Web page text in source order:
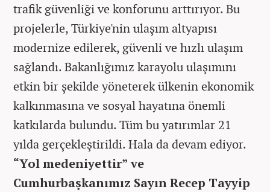
trafik güvenliği ve konforunu arttırıyor. Bu
projelerle, Türkiye'nin ulaşım altyapısı
modernize edilerek, güvenli ve hızlı ulaşım
sağlandı. Bakanlığımız karayolu ulaşımını
etkin bir şekilde yöneterek ülkenin ekonomik
kalkınmasına ve sosyal hayatına önemli
katkılarda bulundu. Tüm bu yatırımlar 21
yılda gerçekleştirildi. Hala da devam ediyor.
“Yol medeniyettir” ve
Cumhurbaşkanımız Sayın Recep Tayyip